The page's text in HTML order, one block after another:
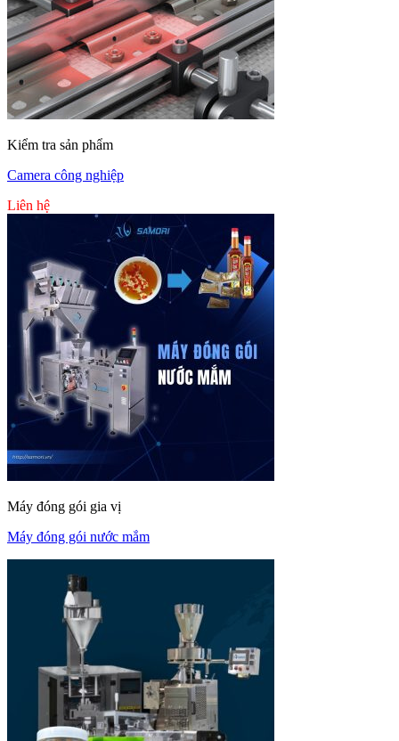
Kiểm tra sản phẩm
Camera công nghiệp
Liên hệ
Máy đóng gói gia vị
Máy đóng gói nước mắm